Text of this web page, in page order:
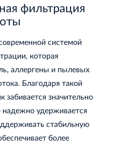
фильтрация
системой
которая
аллергены и пылевых
Благодаря такой
забивается значительно
удерживается
стабильную
более